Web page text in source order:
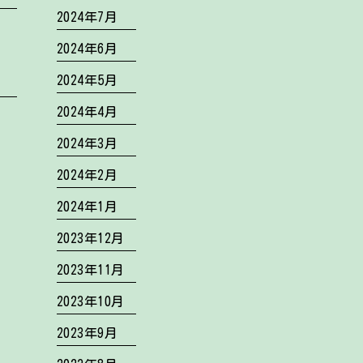
2024年7月
2024年6月
2024年5月
2024年4月
2024年3月
2024年2月
2024年1月
2023年12月
2023年11月
2023年10月
2023年9月